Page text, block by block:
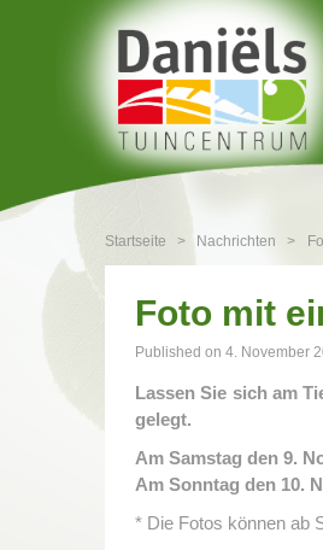
Startseite > Nachrichten >
Foto mit
Published on 4. November
Lassen Sie sich am
gelegt.
Am Samstag den 9.
Am Sonntag den 10.
* Die Fotos können ab